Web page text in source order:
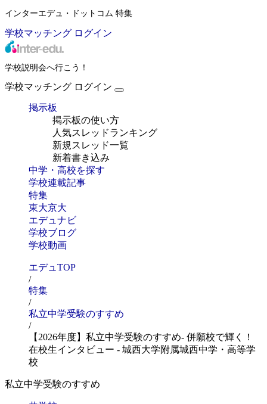
インターエデュ・ドットコム 特集
学校マッチング ログイン
学校説明会へ行こう！
学校マッチング ログイン
掲示板
掲示板の使い方
人気スレッドランキング
新規スレッド一覧
新着書き込み
中学・高校を探す
学校連載記事
特集
東大京大
エデュナビ
学校ブログ
学校動画
エデュTOP
/
特集
/
私立中学受験のすすめ
/
【2026年度】私立中学受験のすすめ- 併願校で輝く！
在校生インタビュー - 城西大学附属城西中学・高等学
校
私立中学受験のすすめ